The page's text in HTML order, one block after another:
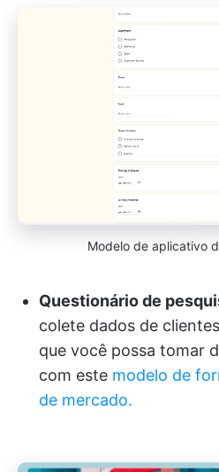
Modelo de aplicativo
Questionário de
colete dados de
que você possa tomar
com este modelo de
de mercado.